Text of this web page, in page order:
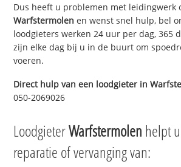
Dus heeft u problemen met leidingwerk
Warfstermolen en wenst snel hulp, bel
loodgieters werken 24 uur per dag, 365
zijn elke dag bij u in de buurt om
voeren.
Direct hulp van een loodgieter in
050-2069026
LoodgieterWarfstermolen helpt
reparatie of vervanging van: